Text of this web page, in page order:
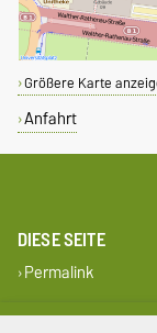
Größere Karte
Anfahrt
DIESE SEITE
Permalink